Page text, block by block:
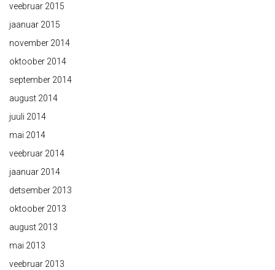
veebruar 2015
jaanuar 2015
november 2014
oktoober 2014
september 2014
august 2014
juuli 2014
mai 2014
veebruar 2014
jaanuar 2014
detsember 2013
oktoober 2013
august 2013
mai 2013
veebruar 2013